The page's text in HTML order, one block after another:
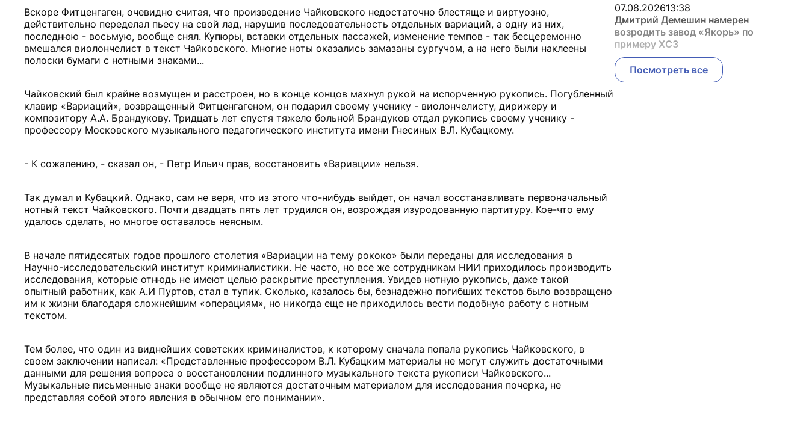
Вскоре Фитценгаген, очевидно считая, что произведение Чайковского недостаточно блестяще и виртуозно,
действительно переделал пьесу на свой лад, нарушив последовательность отдельных вариаций, а одну из них,
последнюю - восьмую, вообще снял. Купюры, вставки отдельных пассажей, изменение темпов - так бесцеремонно
вмешался виолончелист в текст Чайковского. Многие ноты оказались замазаны сургучом, а на него были наклеены
полоски бумаги с нотными знаками...
Чайковский был крайне возмущен и расстроен, но в конце концов махнул рукой на испорченную рукопись. Погубленный
клавир «Вариаций», возвращенный Фитценгагеном, он подарил своему ученику - виолончелисту, дирижеру и
композитору А.А. Брандукову. Тридцать лет спустя тяжело больной Брандуков отдал рукопись своему ученику -
профессору Московского музыкального педагогического института имени Гнесиных В.Л. Кубацкому.
- К сожалению, - сказал он, - Петр Ильич прав, восстановить «Вариации» нельзя.
Так думал и Кубацкий. Однако, сам не веря, что из этого что-нибудь выйдет, он начал восстанавливать первоначальный
нотный текст Чайковского. Почти двадцать пять лет трудился он, возрождая изуродованную партитуру. Кое-что ему
удалось сделать, но многое оставалось неясным.
В начале пятидесятых годов прошлого столетия «Вариации на тему рококо» были переданы для исследования в
Научно-исследовательский институт криминалистики. Не часто, но все же сотрудникам НИИ приходилось производить
исследования, которые отнюдь не имеют целью раскрытие преступления. Увидев нотную рукопись, даже такой
опытный работник, как А.И Пуртов, стал в тупик. Сколько, казалось бы, безнадежно погибших текстов было возвращено
им к жизни благодаря сложнейшим «операциям», но никогда еще не приходилось вести подобную работу с нотным
текстом.
Тем более, что один из виднейших советских криминалистов, к которому сначала попала рукопись Чайковского, в
своем заключении написал: «Представленные профессором В.Л. Кубацким материалы не могут служить достаточными
данными для решения вопроса о восстановлении подлинного музыкального текста рукописи Чайковского...
Музыкальные письменные знаки вообще не являются достаточным материалом для исследования почерка, не
представляя собой этого явления в обычном его понимании».
07.08.202613:38
Дмитрий Демешин намерен
возродить завод «Якорь» по
примеру ХСЗ
Посмотреть все